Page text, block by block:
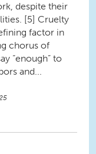
despite their
[5] Cruelty
factor in
chorus of
“enough” to
and...